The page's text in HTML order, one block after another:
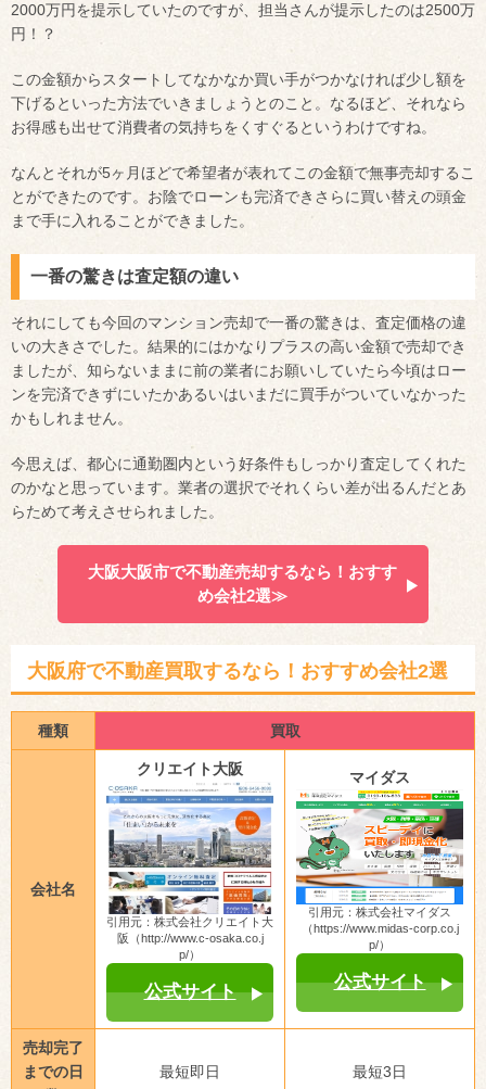
2000万円を提示していたのですが、担当さんが提示したのは2500万
円！？
この金額からスタートしてなかなか買い手がつかなければ少し額を
下げるといった方法でいきましょうとのこと。なるほど、それなら
お得感も出せて消費者の気持ちをくすぐるというわけですね。
なんとそれが5ヶ月ほどで希望者が表れてこの金額で無事売却するこ
とができたのです。お陰でローンも完済できさらに買い替えの頭金
まで手に入れることができました。
一番の驚きは査定額の違い
それにしても今回のマンション売却で一番の驚きは、査定価格の違
いの大きさでした。結果的にはかなりプラスの高い金額で売却でき
ましたが、知らないままに前の業者にお願いしていたら今頃はロー
ンを完済できずにいたかあるいはいまだに買手がついていなかった
かもしれません。
今思えば、都心に通勤圏内という好条件もしっかり査定してくれた
のかなと思っています。業者の選択でそれくらい差が出るんだとあ
らためて考えさせられました。
大阪大阪市で不動産売却するなら！おすす
め会社2選≫
大阪府で不動産買取するなら！おすすめ会社2選
種類 買取
会社名
クリエイト大阪
引用元：株式会社クリエイト大
阪（http://www.c-osaka.co.j
p/）
公式サイト
マイダス
引用元：株式会社マイダス
（https://www.midas-corp.co.j
p/）
公式サイト
売却完了
までの日
最短即日 最短3日